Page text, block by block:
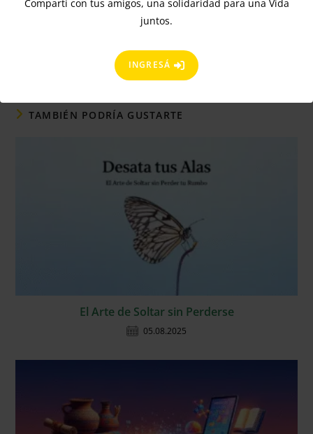
Compartí con tus amigos, una solidaridad para una Vida
juntos.
INGRESÁ
TAMBIÉN PODRÍA GUSTARTE
El Arte de Soltar sin Perderse
05.08.2025